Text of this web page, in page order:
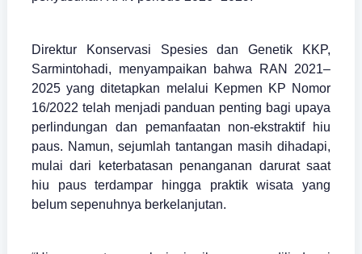
Direktur Konservasi Spesies dan Genetik KKP,
Sarmintohadi, menyampaikan bahwa RAN 2021–
2025 yang ditetapkan melalui Kepmen KP Nomor
16/2022 telah menjadi panduan penting bagi upaya
perlindungan dan pemanfaatan non-ekstraktif hiu
paus. Namun, sejumlah tantangan masih dihadapi,
mulai dari keterbatasan penanganan darurat saat
hiu paus terdampar hingga praktik wisata yang
belum sepenuhnya berkelanjutan.